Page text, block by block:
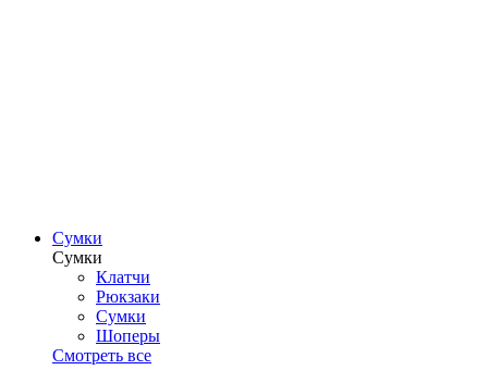
Сумки
Сумки
Клатчи
Рюкзаки
Сумки
Шоперы
Смотреть все